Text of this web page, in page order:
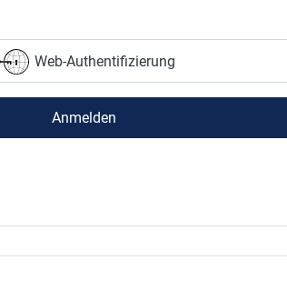
Web-Authentifizierung
Anmelden